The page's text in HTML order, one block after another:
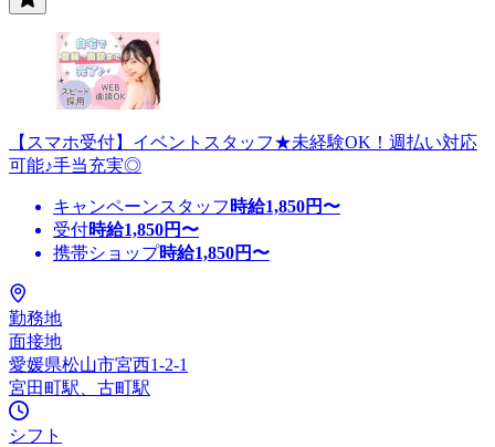
【スマホ受付】イベントスタッフ★未経験OK！週払い対応
可能♪手当充実◎
キャンペーンスタッフ 時給1,850円〜
受付時給1,850円〜
携帯ショップ時給1,850円〜
勤務地
面接地
愛媛県松山市宮西1-2-1
宮田町駅、古町駅
シフト